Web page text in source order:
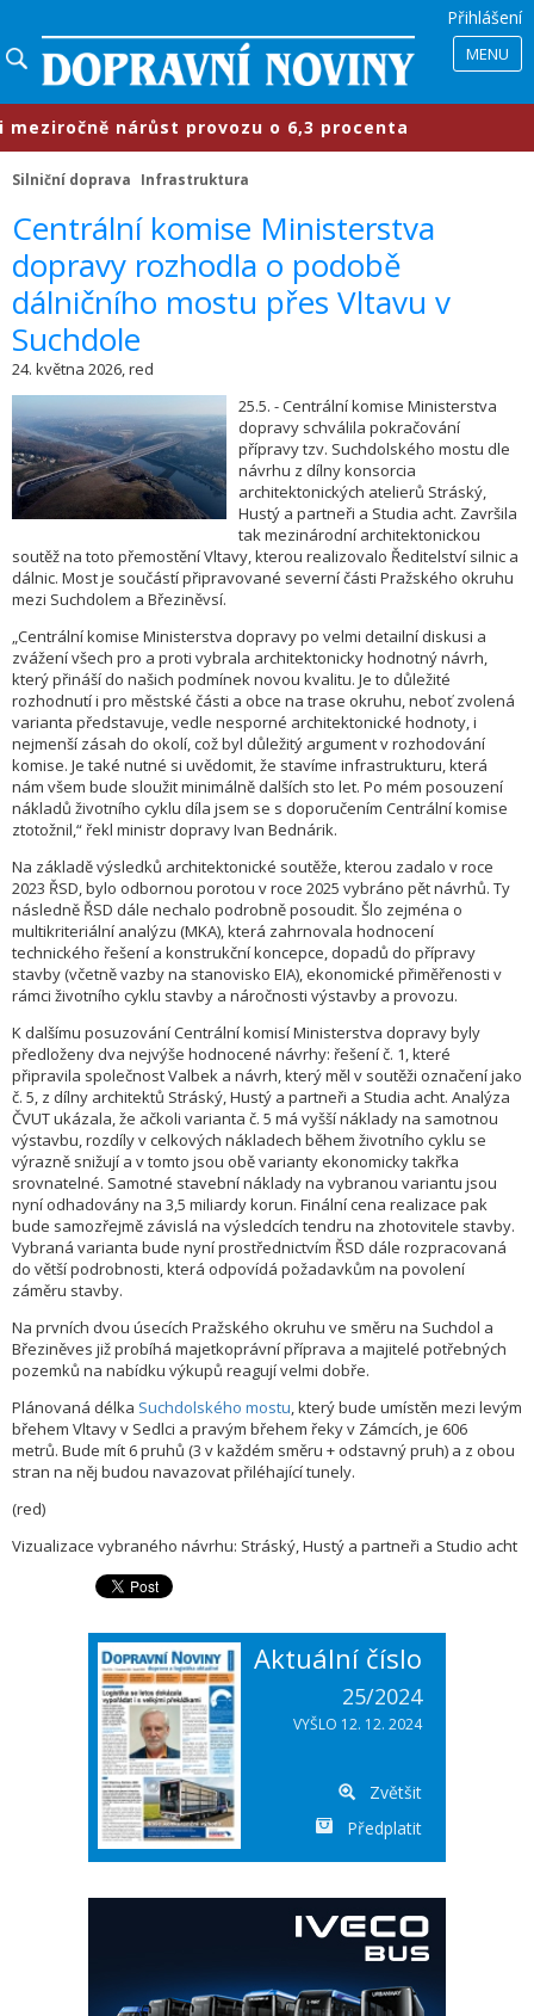
Přihlášení
MENU
nárůst provozu o 6,3 procenta
Silniční doprava Infrastruktura
​Centrální komise Ministerstva
dopravy rozhodla o podobě
dálničního mostu přes Vltavu v
Suchdole
24. května 2026, red
25.5. - Centrální komise Ministerstva
dopravy schválila pokračování
přípravy tzv. Suchdolského mostu dle
návrhu z dílny konsorcia
architektonických atelierů Stráský,
Hustý a partneři a Studia acht. Završila
tak mezinárodní architektonickou
soutěž na toto přemostění Vltavy, kterou realizovalo Ředitelství silnic a
dálnic. Most je součástí připravované severní části Pražského okruhu
mezi Suchdolem a Březiněvsí.
„Centrální komise Ministerstva dopravy po velmi detailní diskusi a
zvážení všech pro a proti vybrala architektonicky hodnotný návrh,
který přináší do našich podmínek novou kvalitu. Je to důležité
rozhodnutí i pro městské části a obce na trase okruhu, neboť zvolená
varianta představuje, vedle nesporné architektonické hodnoty, i
nejmenší zásah do okolí, což byl důležitý argument v rozhodování
komise. Je také nutné si uvědomit, že stavíme infrastrukturu, která
nám všem bude sloužit minimálně dalších sto let. Po mém posouzení
nákladů životního cyklu díla jsem se s doporučením Centrální komise
ztotožnil,“ řekl ministr dopravy Ivan Bednárik.
Na základě výsledků architektonické soutěže, kterou zadalo v roce
2023 ŘSD, bylo odbornou porotou v roce 2025 vybráno pět návrhů. Ty
následně ŘSD dále nechalo podrobně posoudit. Šlo zejména o
multikriteriální analýzu (MKA), která zahrnovala hodnocení
technického řešení a konstrukční koncepce, dopadů do přípravy
stavby (včetně vazby na stanovisko EIA), ekonomické přiměřenosti v
rámci životního cyklu stavby a náročnosti výstavby a provozu.
K dalšímu posuzování Centrální komisí Ministerstva dopravy byly
předloženy dva nejvýše hodnocené návrhy: řešení č. 1, které
připravila společnost Valbek a návrh, který měl v soutěži označení jako
č. 5, z dílny architektů Stráský, Hustý a partneři a Studia acht. Analýza
ČVUT ukázala, že ačkoli varianta č. 5 má vyšší náklady na samotnou
výstavbu, rozdíly v celkových nákladech během životního cyklu se
výrazně snižují a v tomto jsou obě varianty ekonomicky takřka
srovnatelné. Samotné stavební náklady na vybranou variantu jsou
nyní odhadovány na 3,5 miliardy korun. Finální cena realizace pak
bude samozřejmě závislá na výsledcích tendru na zhotovitele stavby.
Vybraná varianta bude nyní prostřednictvím ŘSD dále rozpracovaná
do větší podrobnosti, která odpovídá požadavkům na povolení
záměru stavby.
Na prvních dvou úsecích Pražského okruhu ve směru na Suchdol a
Březiněves již probíhá majetkoprávní příprava a majitelé potřebných
pozemků na nabídku výkupů reagují velmi dobře.
Plánovaná délka Suchdolského mostu, který bude umístěn mezi levým
břehem Vltavy v Sedlci a pravým břehem řeky v Zámcích, je 606
metrů. Bude mít 6 pruhů (3 v každém směru + odstavný pruh) a z obou
stran na něj budou navazovat přiléhající tunely.
(red)
Vizualizace vybraného návrhu: Stráský, Hustý a partneři a Studio acht
Aktuální číslo
25/2024
VYŠLO 12. 12. 2024
Zvětšit
Předplatit